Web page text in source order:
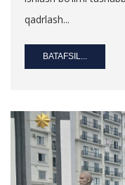
qadrlash...
BATAFSIL...